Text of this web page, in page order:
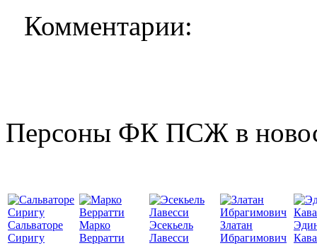
Комментарии:
Персоны ФК ПСЖ в
Сальваторе
Сиригу
Марко
Верратти
Эсекьель
Лавесси
Златан
Ибрагимович